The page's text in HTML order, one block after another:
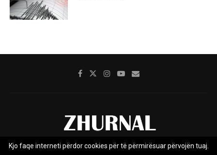
Rreth nesh Impresumi Marketing Kontakt
Kjo faqe interneti përdor cookies për të përmirësuar përvojën tuaj.